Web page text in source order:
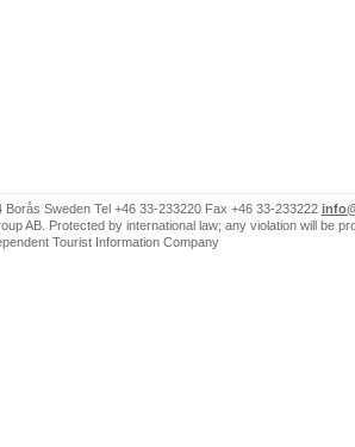
Borås Sweden Tel +46 33-233220 Fax +46 33-233222
AB. Protected by international law; any violation will be
Tourist Information Company